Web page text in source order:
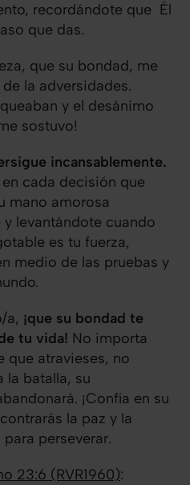
recordándote que Él
que das.
que su bondad, me
la adversidades.
y el desánimo
sostuvo!
incansablemente.
cada decisión que
mano amorosa
levantándote cuando
es tu fuerza,
medio de las pruebas y
a, ¡que su bondad te
tu vida! No importa
que atravieses, no
la batalla, su
¡Confía en su
la paz y la
perseverar.
23:6 (RVR1960):